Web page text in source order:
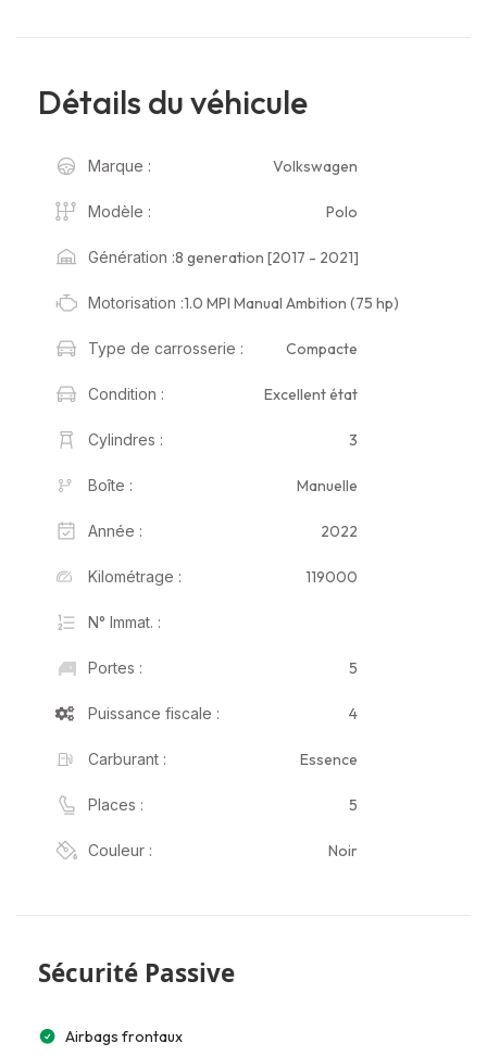
Détails du véhicule
Marque : Volkswagen
Modèle : Polo
Génération :8 generation [2017 - 2021]
Motorisation :1.0 MPI Manual Ambition (75 hp)
Type de carrosserie : Compacte
Condition : Excellent état
Cylindres : 3
Boîte : Manuelle
Année : 2022
Kilométrage : 119000
N° Immat. :
Portes : 5
Puissance fiscale : 4
Carburant : Essence
Places : 5
Couleur : Noir
Sécurité Passive
Airbags frontaux